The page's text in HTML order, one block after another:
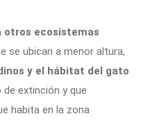
otros ecosistemas
se ubican a menor altura,
y el hábitat del gato
de extinción y que
habita en la zona